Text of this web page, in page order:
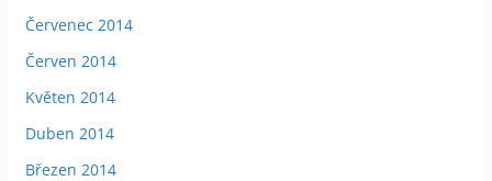
Červenec 2014
Červen 2014
Květen 2014
Duben 2014
Březen 2014